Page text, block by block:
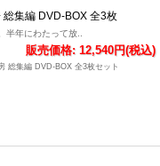
集編 DVD-BOX 全3枚
半年にわたって放..
販売価格: 12,540円(税込)
総集編 DVD-BOX 全3枚セット